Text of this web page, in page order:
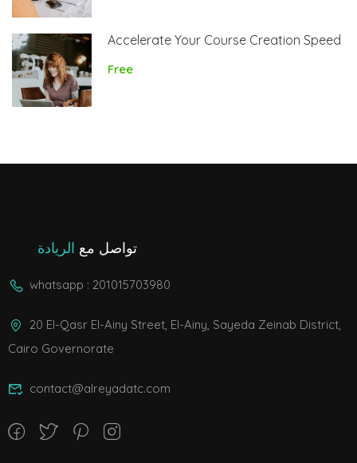
Accelerate Your Course Creation Speed
Free
تواصل مع الريادة
whatsapp : 201015703980
20 El-Qasr El-Ainy Street, El-Ainy, Sayeda Zeinab District,
Cairo Governorate
contact@alreyadatc.com